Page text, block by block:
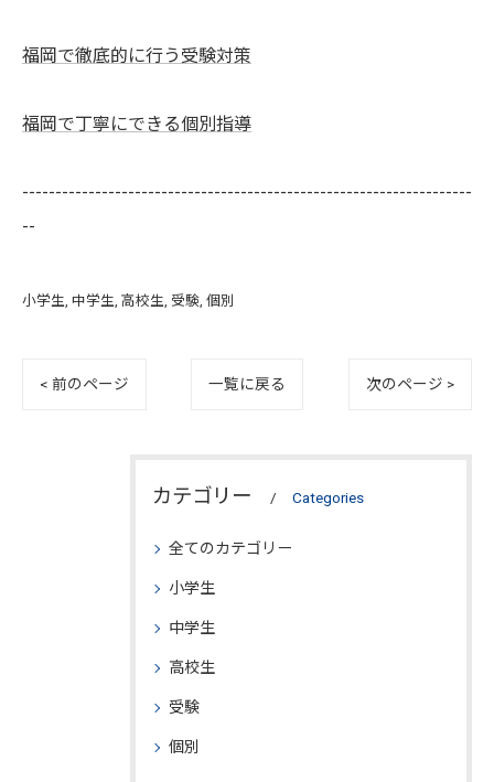
福岡で徹底的に行う受験対策
福岡で丁寧にできる個別指導
--------------------------------------------------------------------
--
小学生 中学生 高校生 受験 個別
< 前のページ 一覧に戻る 次のページ >
カテゴリー Categories
全てのカテゴリー
小学生
中学生
高校生
受験
個別